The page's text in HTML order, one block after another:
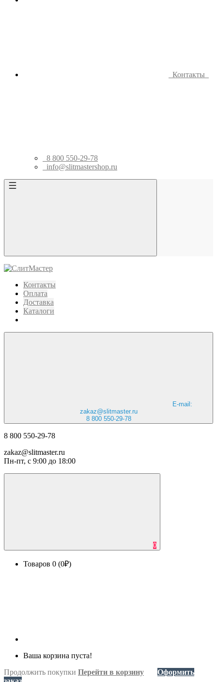
Контакты
8 800 550-29-78
info@slitmastershop.ru
Контакты
Оплата
Доставка
Каталоги
E-mail:
zakaz@slitmaster.ru
8 800 550-29-78
8 800 550-29-78
zakaz@slitmaster.ru
Пн-пт, с 9:00 до 18:00
0
Товаров 0 (0₽)
Ваша корзина пуста!
Продолжить покупки Перейти в корзину
Оформить